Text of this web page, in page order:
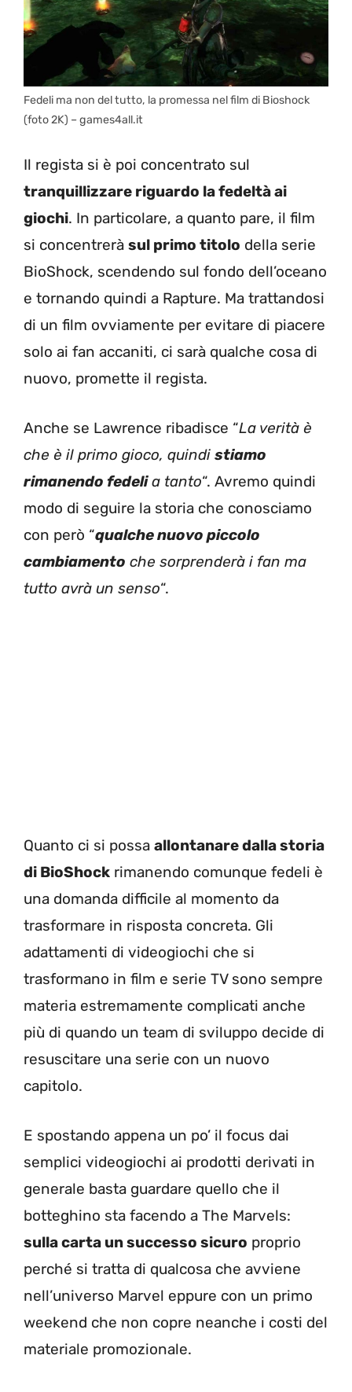
Fedeli ma non del tutto, la promessa nel film di Bioshock
(foto 2K) – games4all.it
Il regista si è poi concentrato sul
tranquillizzare riguardo la fedeltà ai
giochi. In particolare, a quanto pare, il film
si concentrerà sul primo titolo della serie
BioShock, scendendo sul fondo dell’oceano
e tornando quindi a Rapture. Ma trattandosi
di un film ovviamente per evitare di piacere
solo ai fan accaniti, ci sarà qualche cosa di
nuovo, promette il regista.
Anche se Lawrence ribadisce “La verità è
che è il primo gioco, quindi stiamo
rimanendo fedelia tanto“. Avremo quindi
modo di seguire la storia che conosciamo
con però “qualche nuovo piccolo
cambiamento che sorprenderà i fan ma
tutto avrà un senso“.
Quanto ci si possa allontanare dalla storia
di BioShock rimanendo comunque fedeli è
una domanda difficile al momento da
trasformare in risposta concreta. Gli
adattamenti di videogiochi che si
trasformano in film e serie TV sono sempre
materia estremamente complicati anche
più di quando un team di sviluppo decide di
resuscitare una serie con un nuovo
capitolo.
E spostando appena un po’ il focus dai
semplici videogiochi ai prodotti derivati in
generale basta guardare quello che il
botteghino sta facendo a The Marvels:
sulla carta un successo sicuro proprio
perché si tratta di qualcosa che avviene
nell’universo Marvel eppure con un primo
weekend che non copre neanche i costi del
materiale promozionale.